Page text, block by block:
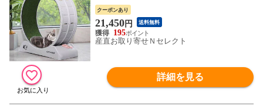
運動 回し車 犬猫用【沖縄県・離島 配送不
可】
クーポンあり
21,450円 送料無料
195
産直お取り寄せＮセレクト
詳細を見る